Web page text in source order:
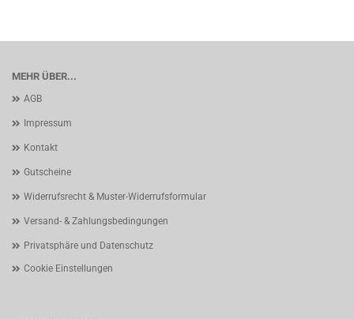
MEHR ÜBER...
AGB
Impressum
Kontakt
Gutscheine
Widerrufsrecht & Muster-Widerrufsformular
Versand- & Zahlungsbedingungen
Privatsphäre und Datenschutz
Cookie Einstellungen